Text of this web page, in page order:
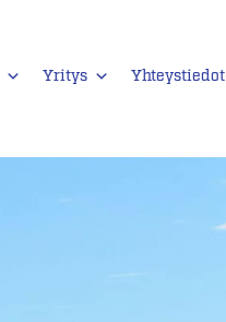
Yritys Yhteystiedot